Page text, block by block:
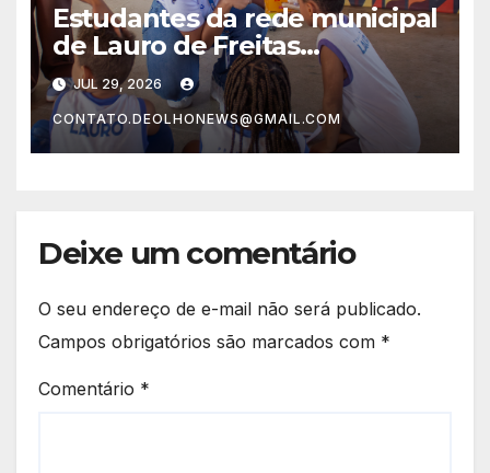
Estudantes da rede municipal
de Lauro de Freitas
aprendem a interpretar
rótulos e fazer escolhas mais
saudáveis
JUL 29, 2026
CONTATO.DEOLHONEWS@GMAIL.COM
Deixe um comentário
O seu endereço de e-mail não será publicado.
Campos obrigatórios são marcados com *
Comentário *